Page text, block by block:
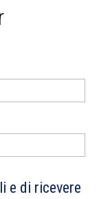
e di ricevere